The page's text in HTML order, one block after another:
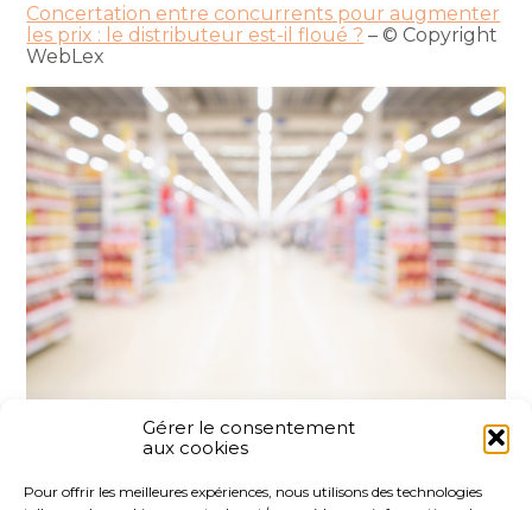
Gérer le consentement
aux cookies
Pour offrir les meilleures expériences, nous utilisons des technologies
Concertation entre concurrents pour augmenter
les prix : le distributeur est-il floué ? – © Copyright
WebLex